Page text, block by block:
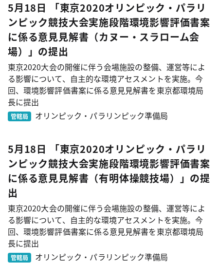
5月18日 「東京2020オリンピック・パラリ
ンピック競技大会実施段階環境影響評価書案
に係る意見見解書（カヌー・スラローム会
場）」の提出
東京2020大会の開催に伴う会場施設の整備、運営等によ
る影響について、自主的な環境アセスメントを実施。今
回、環境影響評価書案に係る意見見解書を東京都環境局
長に提出
管轄局 オリンピック・パラリンピック準備局
5月18日 「東京2020オリンピック・パラリ
ンピック競技大会実施段階環境影響評価書案
に係る意見見解書（有明体操競技場）」の提
出
東京2020大会の開催に伴う会場施設の整備、運営等によ
る影響について、自主的な環境アセスメントを実施。今
回、環境影響評価書案に係る意見見解書を東京都環境局
長に提出
管轄局 オリンピック・パラリンピック準備局